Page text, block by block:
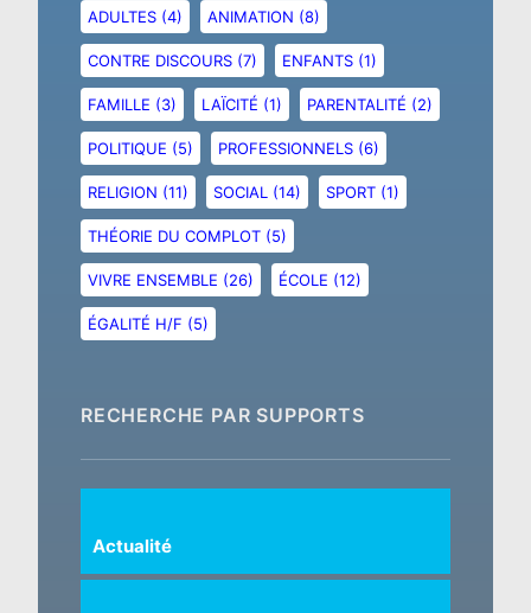
ADULTES (4) ANIMATION (8)
CONTRE DISCOURS (7) ENFANTS (1)
FAMILLE (3) LAÏCITÉ (1) PARENTALITÉ (2)
POLITIQUE (5) PROFESSIONNELS (6)
RELIGION (11) SOCIAL (14) SPORT (1)
THÉORIE DU COMPLOT (5)
VIVRE ENSEMBLE (26) ÉCOLE (12)
ÉGALITÉ H/F (5)
RECHERCHE PAR SUPPORTS
Actualité